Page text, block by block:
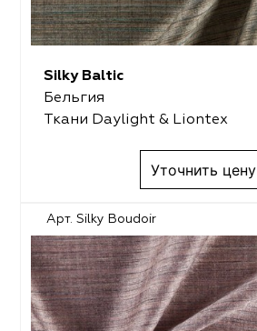
Silky Baltic
Бельгия
Ткани Daylight & Liontex
Уточнить цену
Арт. Silky Boudoir